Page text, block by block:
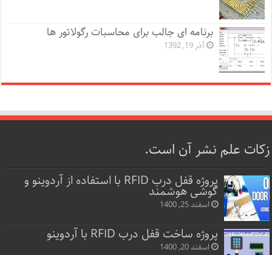
برنامه ای جالب برای محاسبات رگولاتور ها
آذر 19, 1392
زکات علم نشر آن است.
پروژه قفل‌ درب RFID با استفاده از آردوینو و
گوشی هوشمند
اسفند 25, 1400
پروژه ساخت قفل‌ درب RFID با آردوینو
اسفند 20, 1400